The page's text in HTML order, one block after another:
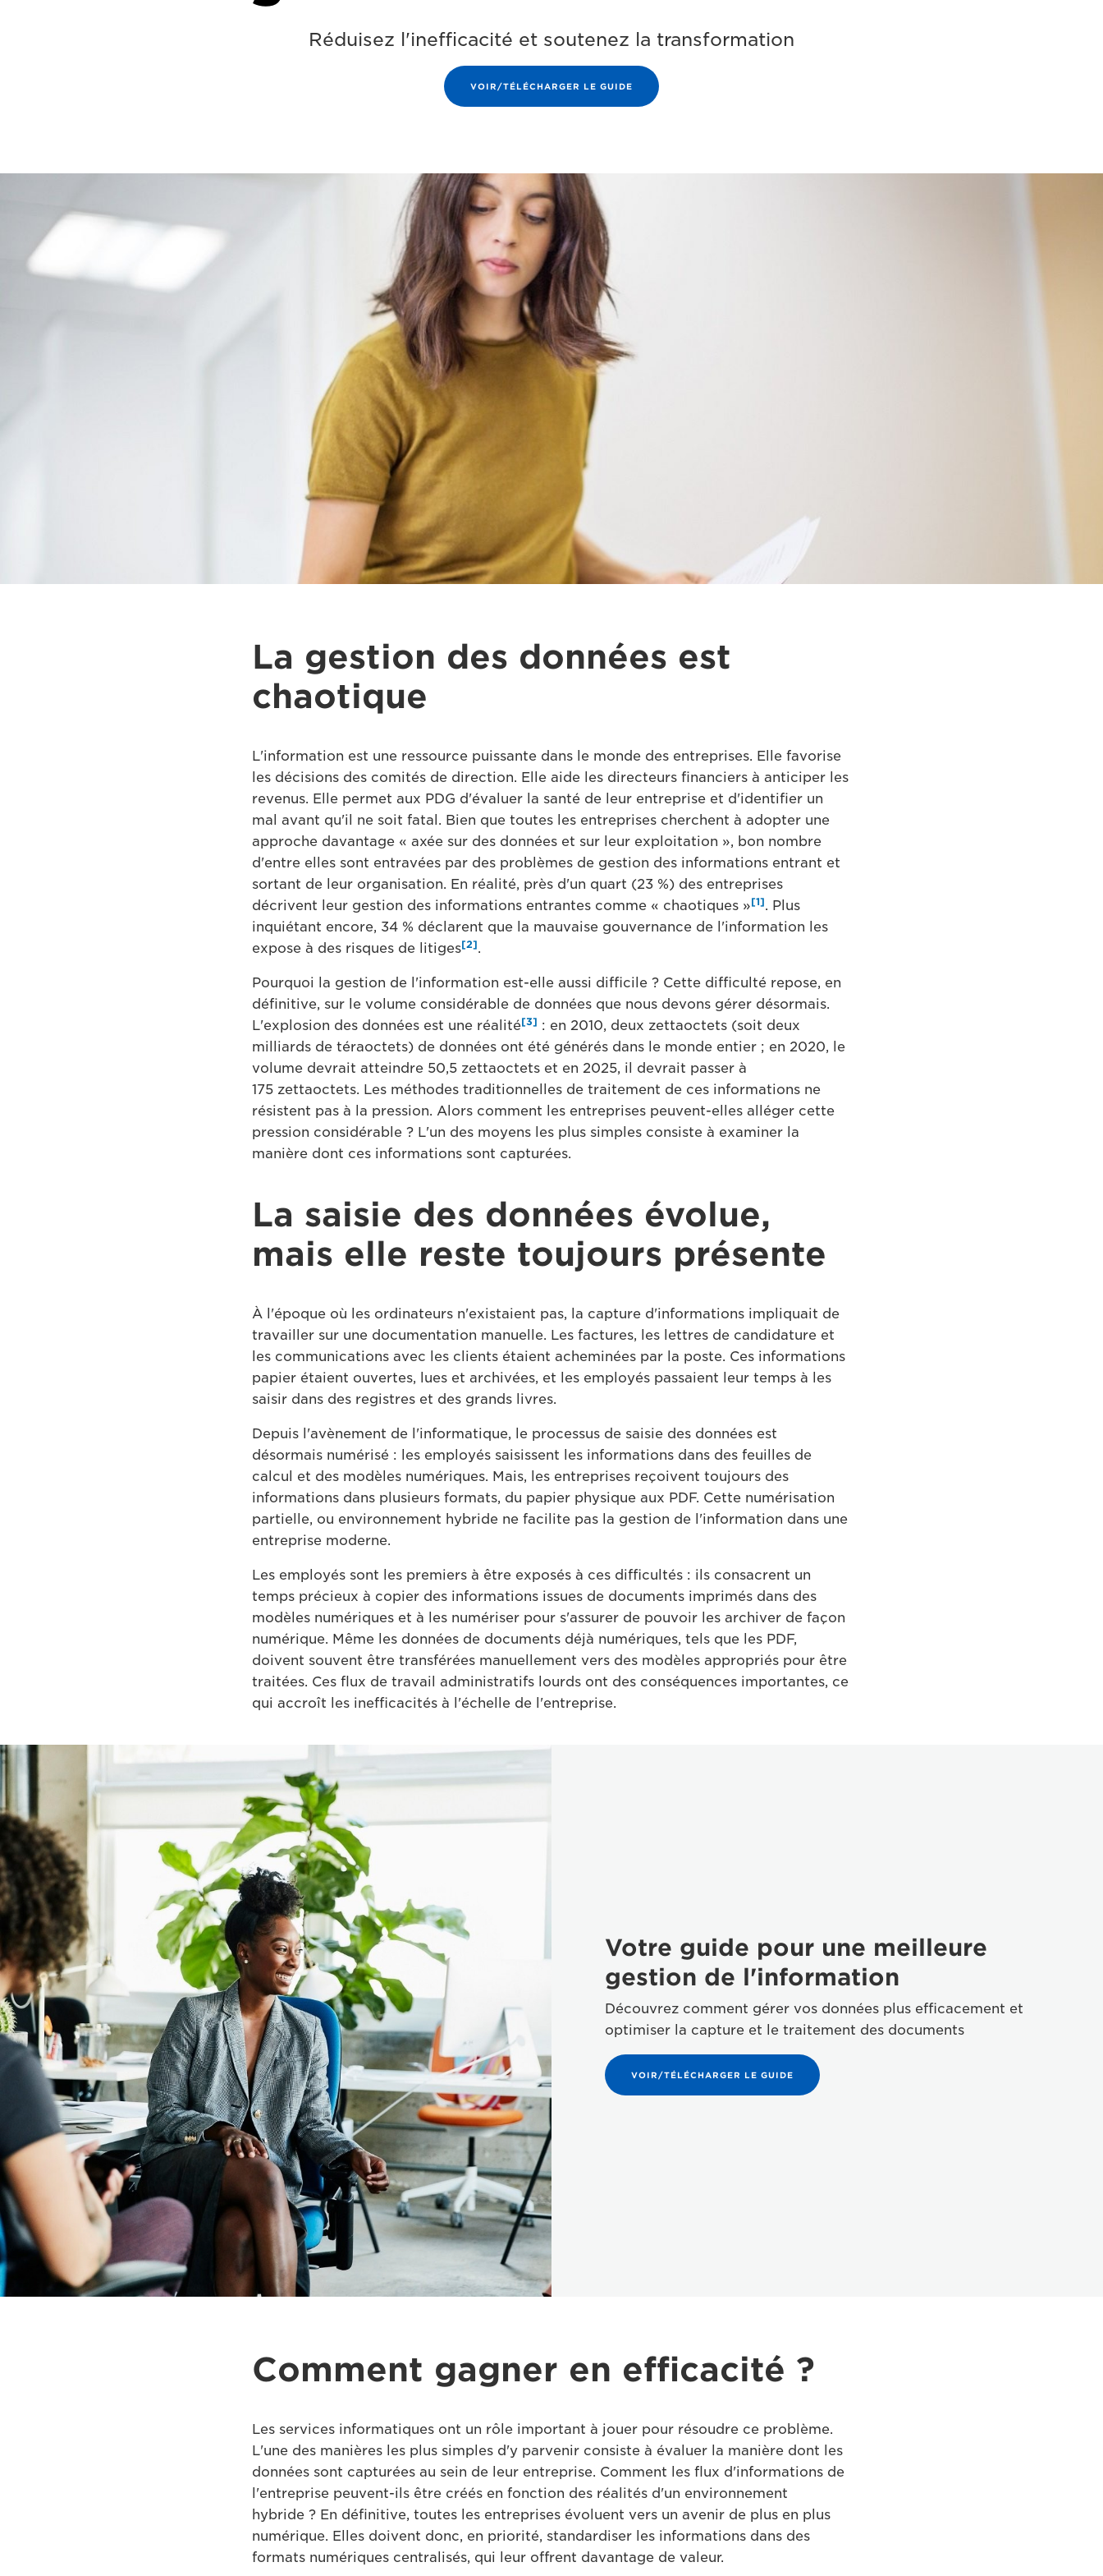
Réduisez l'inefficacité et soutenez la transformation
VOIR/TÉLÉCHARGER LE GUIDE
La gestion des données est
chaotique
L'information est une ressource puissante dans le monde des entreprises. Elle favorise
les décisions des comités de direction. Elle aide les directeurs financiers à anticiper les
revenus. Elle permet aux PDG d'évaluer la santé de leur entreprise et d'identifier un
mal avant qu'il ne soit fatal. Bien que toutes les entreprises cherchent à adopter une
approche davantage « axée sur des données et sur leur exploitation », bon nombre
d'entre elles sont entravées par des problèmes de gestion des informations entrant et
sortant de leur organisation. En réalité, près d'un quart (23 %) des entreprises
décrivent leur gestion des informations entrantes comme « chaotiques »[1]. Plus
inquiétant encore, 34 % déclarent que la mauvaise gouvernance de l'information les
expose à des risques de litiges[2].
Pourquoi la gestion de l'information est-elle aussi difficile ? Cette difficulté repose, en
définitive, sur le volume considérable de données que nous devons gérer désormais.
L'explosion des données est une réalité[3] : en 2010, deux zettaoctets (soit deux
milliards de téraoctets) de données ont été générés dans le monde entier ; en 2020, le
volume devrait atteindre 50,5 zettaoctets et en 2025, il devrait passer à
175 zettaoctets. Les méthodes traditionnelles de traitement de ces informations ne
résistent pas à la pression. Alors comment les entreprises peuvent-elles alléger cette
pression considérable ? L'un des moyens les plus simples consiste à examiner la
manière dont ces informations sont capturées.
La saisie des données évolue,
mais elle reste toujours présente
À l'époque où les ordinateurs n'existaient pas, la capture d'informations impliquait de
travailler sur une documentation manuelle. Les factures, les lettres de candidature et
les communications avec les clients étaient acheminées par la poste. Ces informations
papier étaient ouvertes, lues et archivées, et les employés passaient leur temps à les
saisir dans des registres et des grands livres.
Depuis l'avènement de l'informatique, le processus de saisie des données est
désormais numérisé : les employés saisissent les informations dans des feuilles de
calcul et des modèles numériques. Mais, les entreprises reçoivent toujours des
informations dans plusieurs formats, du papier physique aux PDF. Cette numérisation
partielle, ou environnement hybride ne facilite pas la gestion de l'information dans une
entreprise moderne.
Les employés sont les premiers à être exposés à ces difficultés : ils consacrent un
temps précieux à copier des informations issues de documents imprimés dans des
modèles numériques et à les numériser pour s'assurer de pouvoir les archiver de façon
numérique. Même les données de documents déjà numériques, tels que les PDF,
doivent souvent être transférées manuellement vers des modèles appropriés pour être
traitées. Ces flux de travail administratifs lourds ont des conséquences importantes, ce
qui accroît les inefficacités à l'échelle de l'entreprise.
Votre guide pour une meilleure
gestion de l'information
Découvrez comment gérer vos données plus efficacement et
optimiser la capture et le traitement des documents
VOIR/TÉLÉCHARGER LE GUIDE
Comment gagner en efficacité ?
Les services informatiques ont un rôle important à jouer pour résoudre ce problème.
L'une des manières les plus simples d'y parvenir consiste à évaluer la manière dont les
données sont capturées au sein de leur entreprise. Comment les flux d'informations de
l'entreprise peuvent-ils être créés en fonction des réalités d'un environnement
hybride ? En définitive, toutes les entreprises évoluent vers un avenir de plus en plus
numérique. Elles doivent donc, en priorité, standardiser les informations dans des
formats numériques centralisés, qui leur offrent davantage de valeur.